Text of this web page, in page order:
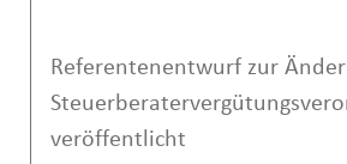
Referentenentwurf zur
veröffentlicht